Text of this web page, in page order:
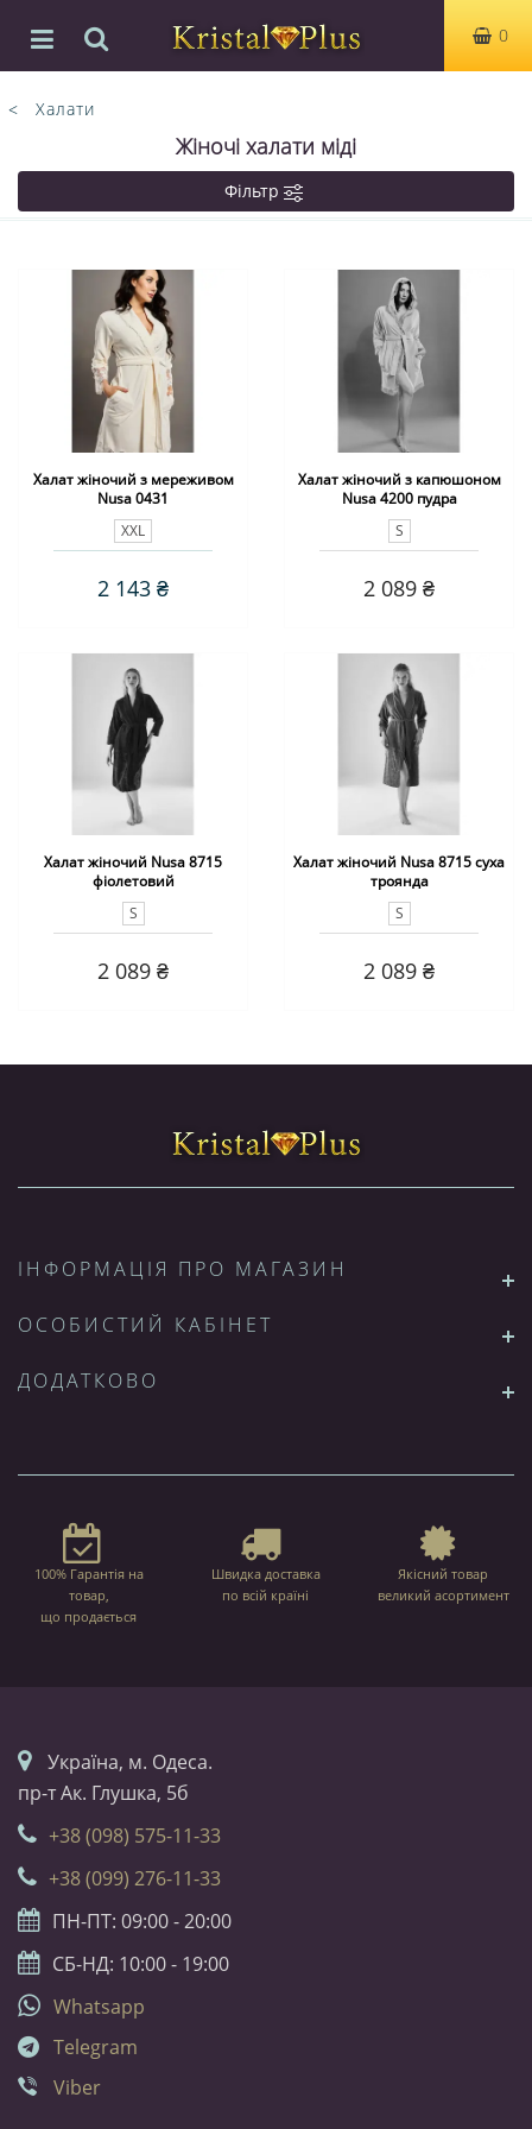
0
Халати
Жіночі халати міді
Фільтр
Халат жіночий з мереживом
Nusa 0431
XXL
2 143 ₴
Халат жіночий з капюшоном
Nusa 4200 пудра
S
2 089 ₴
Халат жіночий Nusa 8715
фіолетовий
S
2 089 ₴
Халат жіночий Nusa 8715 суха
троянда
S
2 089 ₴
ІНФОРМАЦІЯ ПРО МАГАЗИН
ОСОБИСТИЙ КАБІНЕТ
ДОДАТКОВО
100% Гарантія на
товар,
що продається
Швидка доставка
по всій країні
Якісний товар
великий асортимент
Українa, м. Одеса.
пр-т Ак. Глушка, 5б
+38 (098) 575-11-33
+38 (099) 276-11-33
ПН-ПТ: 09:00 - 20:00
СБ-НД: 10:00 - 19:00
Whatsapp
Telegram
Viber